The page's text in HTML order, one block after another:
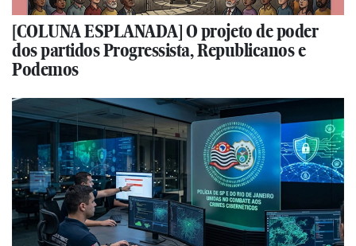
[COLUNA ESPLANADA] O projeto de poder
dos partidos Progressista, Republicanos e
Podemos